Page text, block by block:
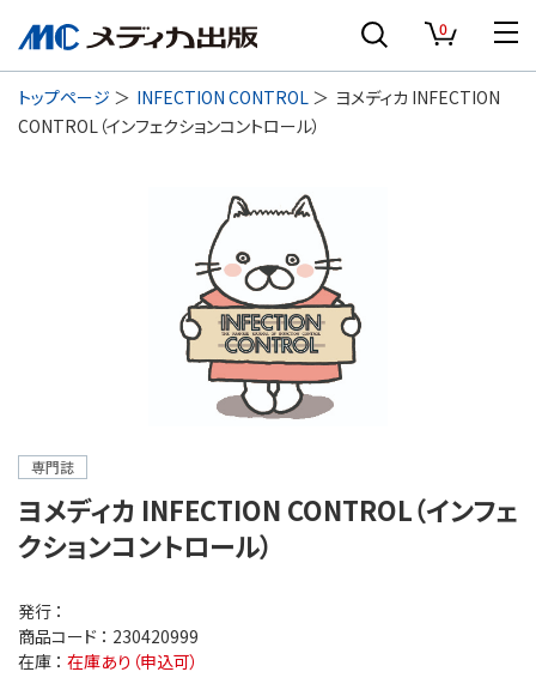
0
トップページ INFECTION CONTROL
ヨメディカ INFECTION
CONTROL（インフェクションコントロール）
専門誌
ヨメディカ INFECTION CONTROL（インフェ
クションコントロール）
発行 ：
商品コード ： 230420999
在庫 ： 在庫あり（申込可）